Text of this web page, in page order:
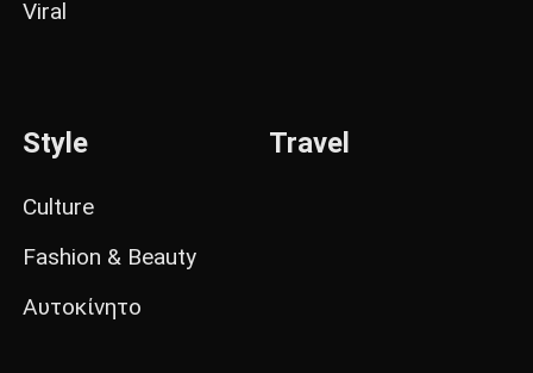
Viral
Style
Culture
Fashion & Beauty
Αυτοκίνητο
Travel